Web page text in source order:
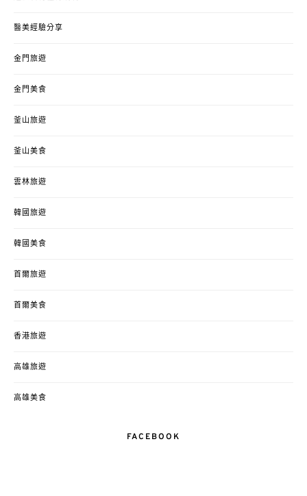
醫美經驗分享
金門旅遊
金門美食
釜山旅遊
釜山美食
雲林旅遊
韓國旅遊
韓國美食
首爾旅遊
首爾美食
香港旅遊
高雄旅遊
高雄美食
FACEBOOK